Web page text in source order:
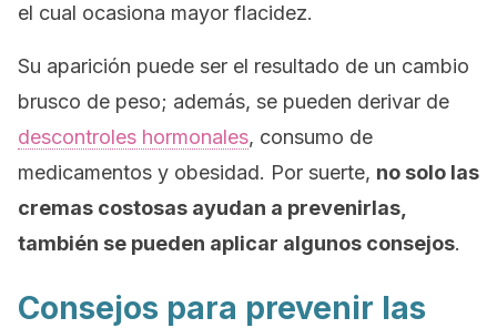
el cual ocasiona mayor flacidez.
Su aparición puede ser el resultado de un cambio
brusco de peso; además, se pueden derivar de
descontroles hormonales, consumo de
medicamentos y obesidad. Por suerte, no solo las
cremas costosas ayudan a prevenirlas,
también se pueden aplicar algunos consejos.
Consejos para prevenir las